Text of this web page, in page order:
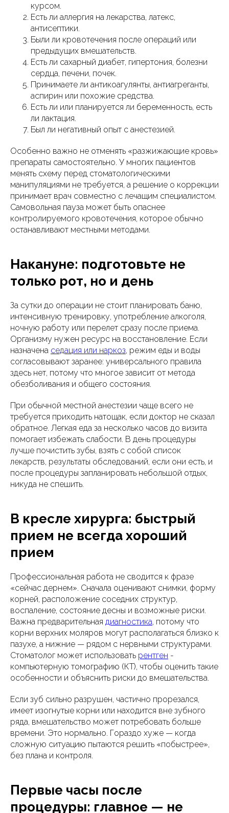
курсом.
Есть ли аллергия на лекарства, латекс,
антисептики.
Были ли кровотечения после операций или
предыдущих вмешательств.
Есть ли сахарный диабет, гипертония, болезни
сердца, печени, почек.
Принимаете ли антикоагулянты, антиагреганты,
аспирин или похожие средства.
Есть ли или планируется ли беременность, есть
ли лактация.
Был ли негативный опыт с анестезией.
Особенно важно не отменять «разжижающие кровь»
препараты самостоятельно. У многих пациентов
менять схему перед стоматологическими
манипуляциями не требуется, а решение о коррекции
принимает врач совместно с лечащим специалистом.
Самовольная пауза может быть опаснее
контролируемого кровотечения, которое обычно
останавливают местными методами.
Накануне: подготовьте не
только рот, но и день
За сутки до операции не стоит планировать баню,
интенсивную тренировку, употребление алкоголя,
ночную работу или перелет сразу после приема.
Организму нужен ресурс на восстановление. Если
назначена седация или наркоз, режим еды и воды
согласовывают заранее: универсального правила
здесь нет, потому что многое зависит от метода
обезболивания и общего состояния.
При обычной местной анестезии чаще всего не
требуется приходить натощак, если доктор не сказал
обратное. Легкая еда за несколько часов до визита
помогает избежать слабости. В день процедуры
лучше почистить зубы, взять с собой список
лекарств, результаты обследований, если они есть, и
после процедуры запланировать небольшой отдых,
никуда не спешить.
В кресле хирурга: быстрый
прием не всегда хороший
прием
Профессиональная работа не сводится к фразе
«сейчас дернем». Сначала оценивают снимки, форму
корней, расположение соседних структур,
воспаление, состояние десны и возможные риски.
Важна предварительная диагностика, потому что
корни верхних моляров могут располагаться близко к
пазухе, а нижние — рядом с нервными структурами.
Стоматолог может использовать рентген -
компьютерную томографию (КТ), чтобы оценить такие
особенности и объяснить риски до вмешательства.
Если зуб сильно разрушен, частично прорезался,
имеет изогнутые корни или находится вне зубного
ряда, вмешательство может потребовать больше
времени. Это нормально. Гораздо хуже — когда
сложную ситуацию пытаются решить «побыстрее»,
без плана и контроля.
Первые часы после
процедуры: главное — не